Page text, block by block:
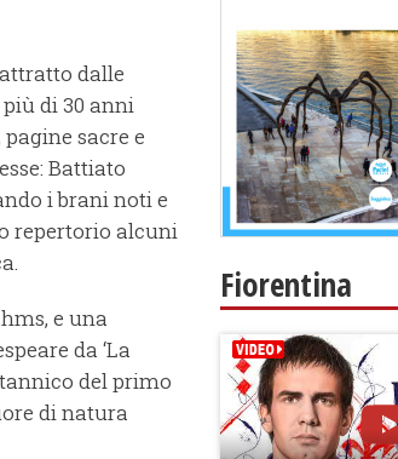
dalle
di 30 anni
sacre e
Battiato
i brani noti e
repertorio alcuni
e una
da ‘La
del primo
di natura
Fiorentina